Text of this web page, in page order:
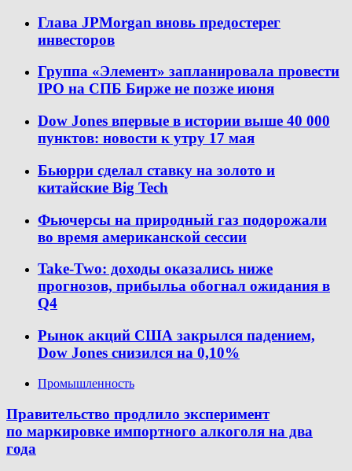
Глава JPMorgan вновь предостерег
инвесторов
Группа «Элемент» запланировала провести
IPO на СПБ Бирже не позже июня
Dow Jones впервые в истории выше 40 000
пунктов: новости к утру 17 мая
Бьюрри сделал ставку на золото и
китайские Big Tech
Фьючерсы на природный газ подорожали
во время американской сессии
Take-Two: доходы оказались ниже
прогнозов, прибыльa обогнал ожидания в
Q4
Рынок акций США закрылся падением,
Dow Jones снизился на 0,10%
Промышленность
Правительство продлило эксперимент
по маркировке импортного алкоголя на два
года